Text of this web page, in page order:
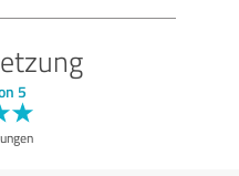
5